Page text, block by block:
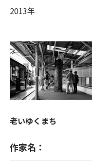
2013年
老いゆくまち
作家名：